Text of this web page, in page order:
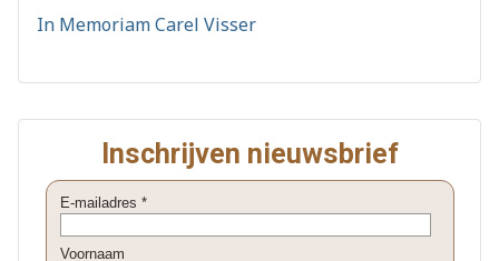
In Memoriam Carel Visser
Inschrijven nieuwsbrief